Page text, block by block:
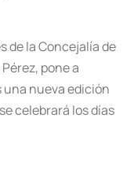
de la Concejalía de
pone a
una nueva edición
celebrará los días